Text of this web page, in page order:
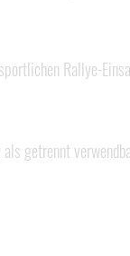
Rallye-
getrennt